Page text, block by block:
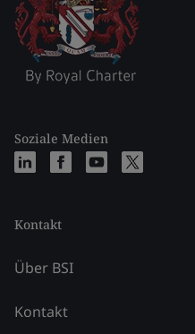
Soziale Medien
Kontakt
Über BSI
Kontakt